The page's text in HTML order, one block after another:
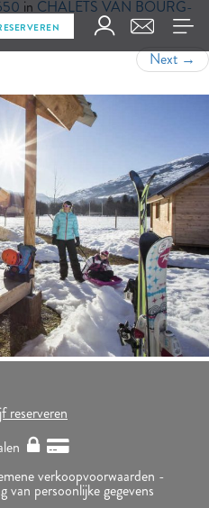
in CHALETS VAN BOURG-
Next →
reserveren
verkoopvoorwaarden -
van persoonlijke gegevens